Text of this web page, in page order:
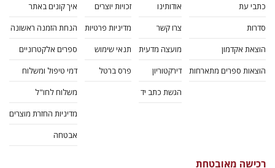
כתבי עת
סדרות
הוצאת אקדמון
הוצאות ספרים מתארחות
אודותינו
צרו קשר
מועצה מדעית
דירקטוריון
הגשת כתב יד
זכויות יוצרים
מדיניות פרטיות
תנאי שימוש
פרס ברטל
איך קונים באתר
הנחת הזמנה ראשונה
ספרים אלקטרוניים
דמי טיפול ומשלוח
משלוח לחו"ל
מדיניות החזרת מוצרים
אבטחה
רכישה מאובטחת